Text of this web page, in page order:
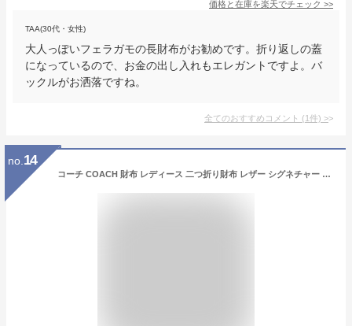
価格と在庫を楽天でチェック >>
TAA(30代・女性)
大人っぽいフェラガモの長財布がお勧めです。折り返しの蓋
になっているので、お金の出し入れもエレガントですよ。バ
ックルがお洒落ですね。
全てのおすすめコメント (1件) >
no. 14
コーチ COACH 財布 レディース 二つ折り財布 レザー シグネチャー ラウンドファスナー 【送料無料】 ブランド コーチ正規品販売店 直営アウトレット店より直輸入